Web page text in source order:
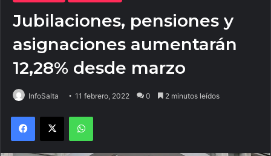
Jubilaciones, pensiones y
asignaciones aumentarán
12,28% desde marzo
InfoSalta 11 febrero, 2022 0 2 minutos leídos
Facebook
X WhatsApp